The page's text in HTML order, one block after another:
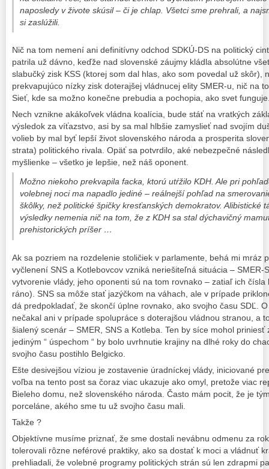
naposledy v živote skúsil – či je chlap. Všetci sme prehrali, a
si zaslúžili.
Nič na tom nemení ani definitívny odchod SDKÚ-DS na politický
patrila už dávno, keďže nad slovenské záujmy kládla absolútne
slabučký zisk KSS (ktorej som dal hlas, ako som povedal už skôr),
prekvapujúco nízky zisk doterajšej vládnucej elity SMER-u, nič na
Sieť, kde sa možno konečne prebudia a pochopia, ako svet
Nech vznikne akákoľvek vládna koalícia, bude stáť na vratkých
výsledok za víťazstvo, asi by sa mal hlbšie zamyslieť nad svojím
volieb by mal byť lepší život slovenského národa a prosperita
strata) politického rivala. Opäť sa potvrdilo, aké nebezpečné
myšlienke – všetko je lepšie, než náš oponent.
Možno niekoho prekvapila facka, ktorú utŕžilo KDH. Ale pri
volebnej noci ma napadlo jediné – reálnejší pohľad na
škôlky, než politické špičky kresťanských demokratov. Alibistické
výsledky nemenia nič na tom, že z KDH sa stal dýchavičný
prehistorických príšer …
Ak sa pozriem na rozdelenie stoličiek v parlamente, behá mi mráz
vyčlenení SNS a Kotlebovcov vzniká neriešiteľná situácia – SMER-
vytvorenie vlády, jeho oponenti sú na tom rovnako – zatiaľ ich
ráno). SNS sa môže stať jazýčkom na váhach, ale v prípade
dá predpokladať, že skončí úplne rovnako, ako svojho času SDĽ.
nečakal ani v prípade spolupráce s doterajšou vládnou stranou, a
šialený scenár – SMER, SNS a Kotleba. Ten by síce mohol priniesť
jediným “ úspechom “ by bolo uvrhnutie krajiny na dlhé roky do
svojho času postihlo Belgicko.
Ešte desivejšou víziou je zostavenie úradníckej vlády, iniciované
voľba na tento post sa čoraz viac ukazuje ako omyl, pretože viac
Bieleho domu, než slovenského národa. Často mám pocit, že je
porceláne, akého sme tu už svojho času mali.
Takže ?
Objektívne musíme priznať, že sme dostali nevábnu odmenu za
tolerovali rôzne neférové praktiky, ako sa dostať k moci a vládnuť
prehliadali, že volebné programy politických strán sú len zdrapmi